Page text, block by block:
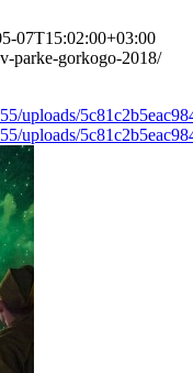
07T15:02:00+03:00
parke-gorkogo-2018/
uploads/
uploads/